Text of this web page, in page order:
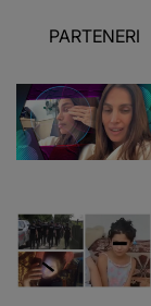
PARTENERI